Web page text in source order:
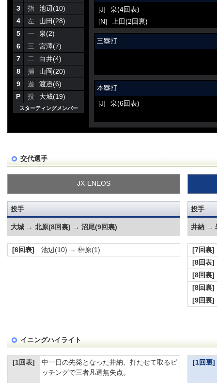
3
指
池辺(10)
4
左
山田(28)
5
一
泉(2)
6
三
宮澤(7)
7
二
白井(4)
8
捕
山岡(20)
9
遊
渡邉(6)
P
投 大城(19)
スターティングメンバー
[J]
泉(4回表)
[N]
上田(2回裏)
三塁打
本塁打
[J]
泉(6回表)
交代選手
JX-ENEOS
投手
大城 → 北原(8回裏) → 沼尾(9回裏)
投手
井納 →
[6回表] 池辺(10) → 榊原(1)
[7回裏]
[8回表]
[8回裏]
[8回裏]
[9回裏]
イニングハイライト
[1回表]
中一日の先発となった井納、打たせて取るピ
ッチングで三者凡退無失点。
[1回裏]